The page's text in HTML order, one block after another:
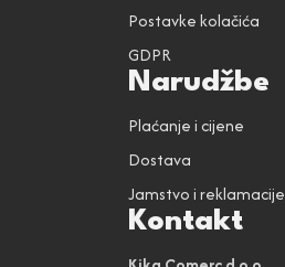
Postavke kolačića
GDPR
Narudžbe
Plaćanje i cijene
Dostava
Jamstvo i reklamacije
Kontakt